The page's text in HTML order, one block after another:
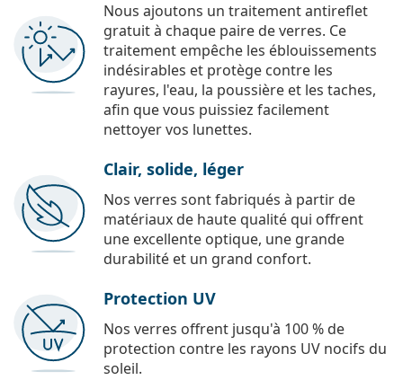
Nous ajoutons un traitement antireflet
gratuit à chaque paire de verres. Ce
traitement empêche les éblouissements
indésirables et protège contre les
rayures, l'eau, la poussière et les taches,
afin que vous puissiez facilement
nettoyer vos lunettes.
Clair, solide, léger
Nos verres sont fabriqués à partir de
matériaux de haute qualité qui offrent
une excellente optique, une grande
durabilité et un grand confort.
Protection UV
Nos verres offrent jusqu'à 100 % de
protection contre les rayons UV nocifs du
soleil.